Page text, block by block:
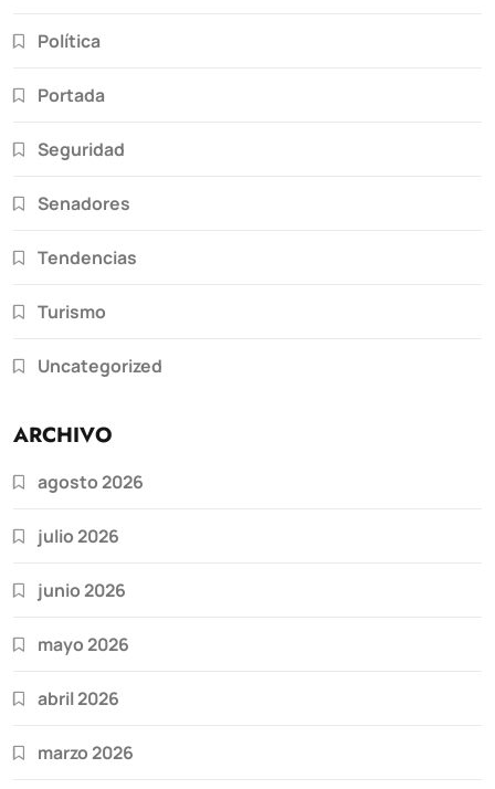
Política
Portada
Seguridad
Senadores
Tendencias
Turismo
Uncategorized
ARCHIVO
agosto 2026
julio 2026
junio 2026
mayo 2026
abril 2026
marzo 2026